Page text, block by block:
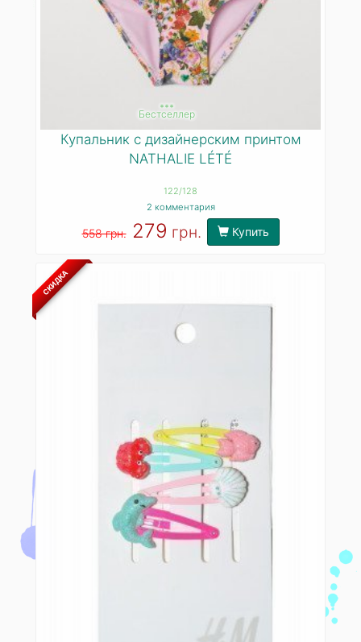
***
Бестселлер
Купальник с дизайнерским принтом
NATHALIE LÉTÉ
122/128
2 комментария
558 грн. 279 грн. Купить
СКИДКА